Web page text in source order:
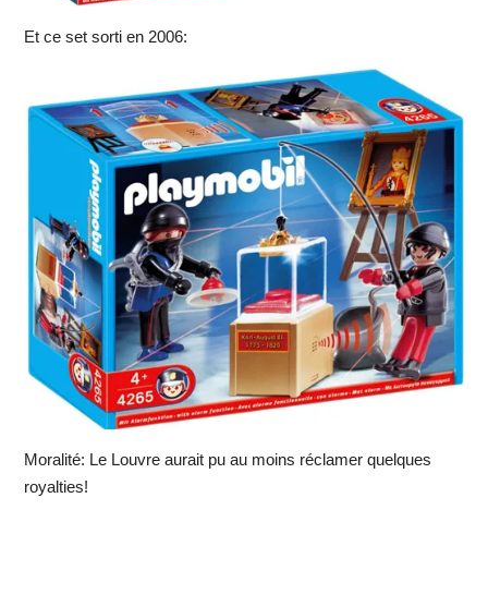
Et ce set sorti en 2006:
Moralité: Le Louvre aurait pu au moins réclamer quelques
royalties!